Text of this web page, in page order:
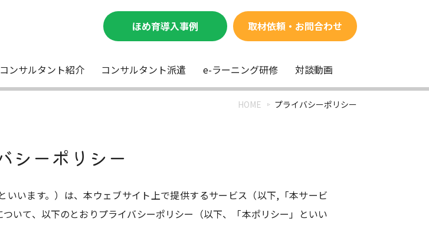
ほめ育導入事例 取材依頼・お問合わせ
コンサルタント紹介 コンサルタント派遣 e-ラーニング研修 対談動画
HOME プライバシーポリシー
シーポリシー
います。）は、本ウェブサイト上で提供するサービス（以下,「本サービ
いて、以下のとおりプライバシーポリシー（以下、「本ポリシー」といい